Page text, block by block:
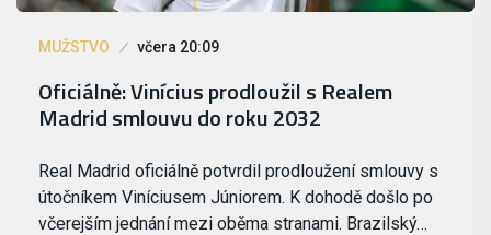
MUŽSTVO včera 20:09
Oficiálně: Vinícius prodloužil s Realem
Madrid smlouvu do roku 2032
Real Madrid oficiálně potvrdil prodloužení smlouvy s
útočníkem Viníciusem Júniorem. K dohodě došlo po
včerejším jednání mezi oběma stranami. Brazilský…